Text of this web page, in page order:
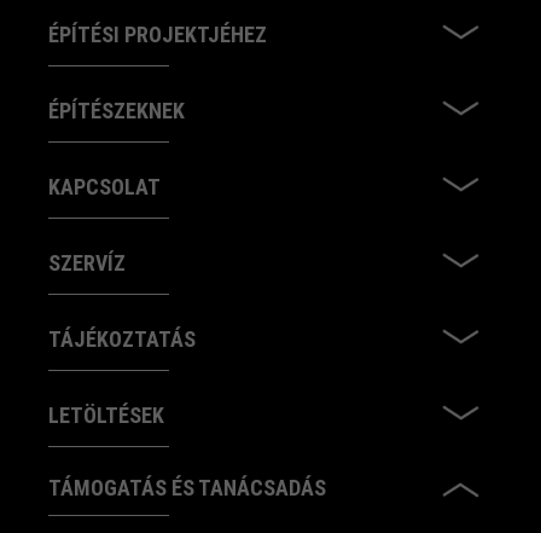
ÉPÍTÉSI PROJEKTJÉHEZ
ÉPÍTÉSZEKNEK
KAPCSOLAT
SZERVÍZ
TÁJÉKOZTATÁS
LETÖLTÉSEK
TÁMOGATÁS ÉS TANÁCSADÁS